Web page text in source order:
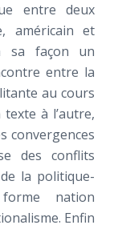
entre deux
américain et
sa façon un
entre la
au cours
à l’autre,
convergences
des conflits
la politique-
nation
Enfin